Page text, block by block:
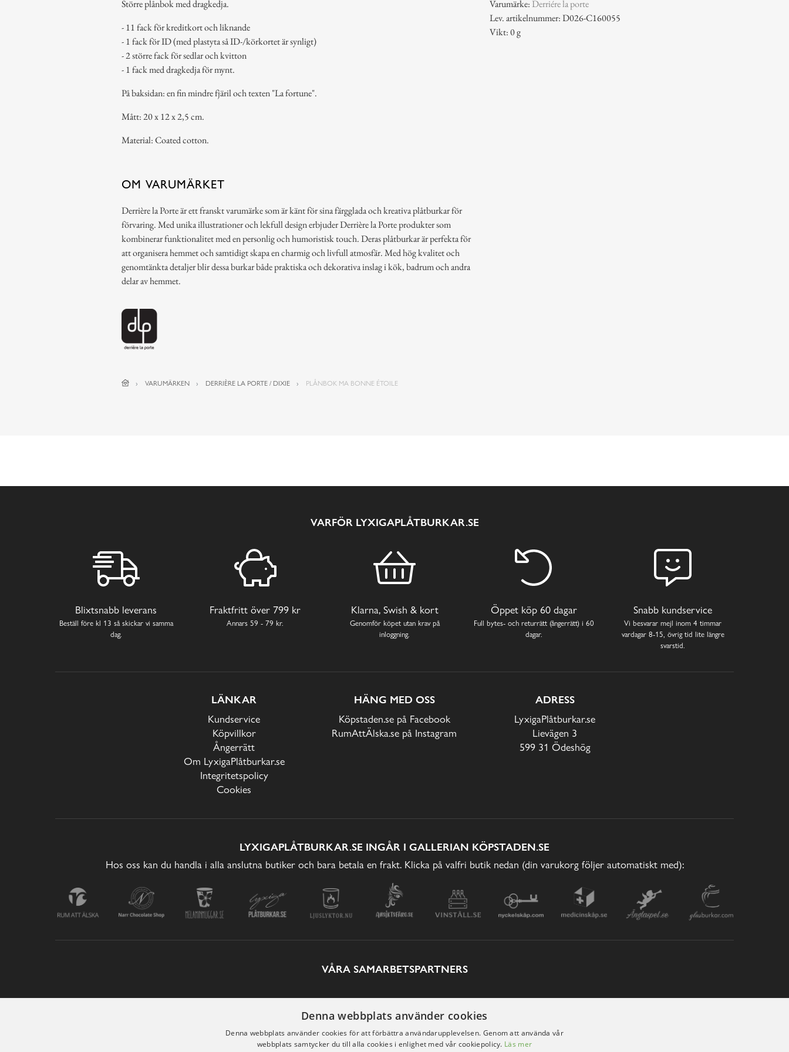
Större plånbok med dragkedja.
- 11 fack för kreditkort och liknande
- 1 fack för ID (med plastyta så ID-/körkortet är synligt)
- 2 större fack för sedlar och kvitton
- 1 fack med dragkedja för mynt.
På baksidan: en fin mindre fjäril och texten "La fortune".
Mått: 20 x 12 x 2,5 cm.
Material: Coated cotton.
Varumärke: Derriére la porte
Lev. artikelnummer: D026-C160055
Vikt: 0 g
OM VARUMÄRKET
Derrière la Porte är ett franskt varumärke som är känt för sina färgglada och kreativa plåtburkar för
förvaring. Med unika illustrationer och lekfull design erbjuder Derrière la Porte produkter som
kombinerar funktionalitet med en personlig och humoristisk touch. Deras plåtburkar är perfekta för
att organisera hemmet och samtidigt skapa en charmig och livfull atmosfär. Med hög kvalitet och
genomtänkta detaljer blir dessa burkar både praktiska och dekorativa inslag i kök, badrum och andra
delar av hemmet.
VARUMÄRKEN DERRIÈRE LA PORTE / DIXIE PLÅNBOK MA BONNE ÉTOILE
VARFÖR LYXIGAPLÅTBURKAR.SE
Blixtsnabb leverans
Beställ före kl 13 så skickar vi samma
dag.
Fraktfritt över 799 kr
Annars 59 - 79 kr.
Klarna, Swish & kort
Genomför köpet utan krav på
inloggning.
Öppet köp 60 dagar
Full bytes- och returrätt (ångerrätt) i 60
dagar.
Snabb kundservice
Vi besvarar mejl inom 4 timmar
vardagar 8-15, övrig tid lite längre
svarstid.
LÄNKAR
Kundservice
Köpvillkor
Ångerrätt
Om LyxigaPlåtburkar.se
Integritetspolicy
Cookies
HÄNG MED OSS
Köpstaden.se på Facebook
RumAttÄlska.se på Instagram
ADRESS
LyxigaPlåtburkar.se
Lievägen 3
599 31 Ödeshög
LYXIGAPLÅTBURKAR.SE INGÅR I GALLERIAN KÖPSTADEN.SE
Hos oss kan du handla i alla anslutna butiker och bara betala en frakt. Klicka på valfri butik nedan (din varukorg följer automatiskt med):
VÅRA SAMARBETSPARTNERS
Denna webbplats använder cookies
Denna webbplats använder cookies för att förbättra användarupplevelsen. Genom att använda vår
webbplats samtycker du till alla cookies i enlighet med vår cookiepolicy. Läs mer